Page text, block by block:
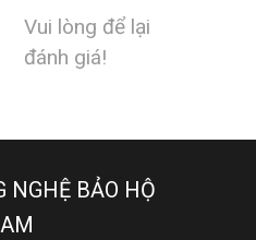
Vui lòng để lại
đánh giá!
NGHỆ BẢO HỘ